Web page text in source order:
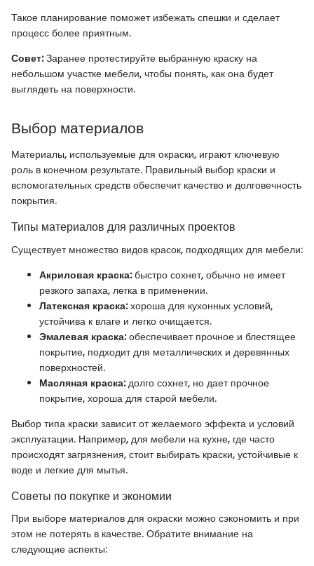
Такое планирование поможет избежать спешки и сделает
процесс более приятным.
Совет:Заранее протестируйте выбранную краску на
небольшом участке мебели, чтобы понять, как она будет
выглядеть на поверхности.
Выбор материалов
Материалы, используемые для окраски, играют ключевую
роль в конечном результате. Правильный выбор краски и
вспомогательных средств обеспечит качество и долговечность
покрытия.
Типы материалов для различных проектов
Существует множество видов красок, подходящих для мебели:
Акриловая краска:быстро сохнет, обычно не имеет
резкого запаха, легка в применении.
Латексная краска:хороша для кухонных условий,
устойчива к влаге и легко очищается.
Эмалевая краска:обеспечивает прочное и блестящее
покрытие, подходит для металлических и деревянных
поверхностей.
Масляная краска:долго сохнет, но дает прочное
покрытие, хороша для старой мебели.
Выбор типа краски зависит от желаемого эффекта и условий
эксплуатации. Например, для мебели на кухне, где часто
происходят загрязнения, стоит выбирать краски, устойчивые к
воде и легкие для мытья.
Советы по покупке и экономии
При выборе материалов для окраски можно сэкономить и при
этом не потерять в качестве. Обратите внимание на
следующие аспекты: